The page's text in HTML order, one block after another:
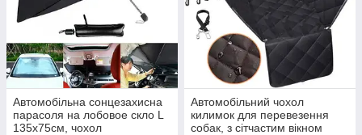
Автомобільна сонцезахисна
парасоля на лобовое скло L
135x75см, чохол
Автомобільний чохол
килимок для перевезення
собак, з сітчастим вікном